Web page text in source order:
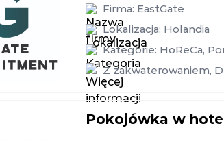
Firma: EastGate
Lokalizacja: Holandia
Kategorie: HoReCa,
Z zakwaterowaniem,
Pokojówka w